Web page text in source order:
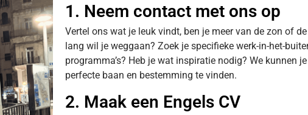
1. Neem contact met ons op
Vertel ons wat je leuk vindt, ben je meer van de zon of
lang wil je weggaan? Zoek je specifieke werk-in-het-
programma’s? Heb je wat inspiratie nodig? We kunnen
perfecte baan en bestemming te vinden.
2. Maak een Engels CV